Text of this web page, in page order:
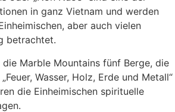
in ganz Vietnam und werden
aber auch vielen
betrachtet.
die Marble Mountains fünf Berge, die
Wasser, Holz, Erde und Metall“
die Einheimischen spirituelle